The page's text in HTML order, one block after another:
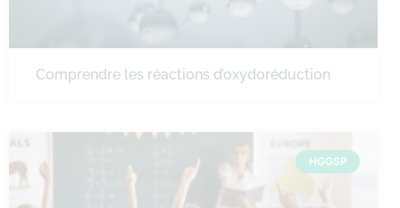
Comprendre les réactions d’oxydoréduction
HGGSP